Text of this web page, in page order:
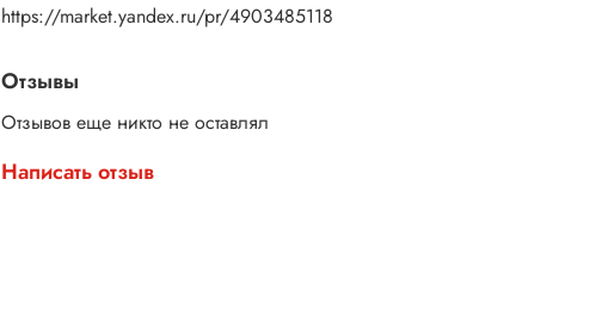
https://market.yandex.ru/pr/4903485118
Отзывы
Отзывов еще никто не оставлял
Написать отзыв